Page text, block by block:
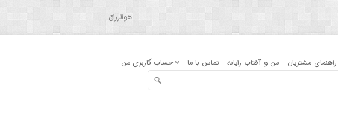
هوالرزاق
راهنمای مشتریان من و آفتاب رایانه تماس با ما حساب کاربری من